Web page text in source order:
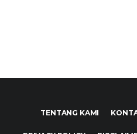
TENTANG KAMI